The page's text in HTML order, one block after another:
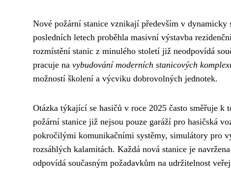
Nové požární stanice vznikají především v
posledních letech proběhla masivní výstavba
rozmístění stanic z minulého století již neodpovídá
pracuje na vybudování moderních stanicových
možností školení a výcviku dobrovolných jednotek.
Otázka týkající se hasičů v roce 2025 často směřuje
požární stanice již nejsou pouze garáží pro hasičská
pokročilými komunikačními systěmy, simulátory pro
rozsáhlých kalamitách. Každá nová stanice je
odpovídá současným požadavkům na udržitelnost